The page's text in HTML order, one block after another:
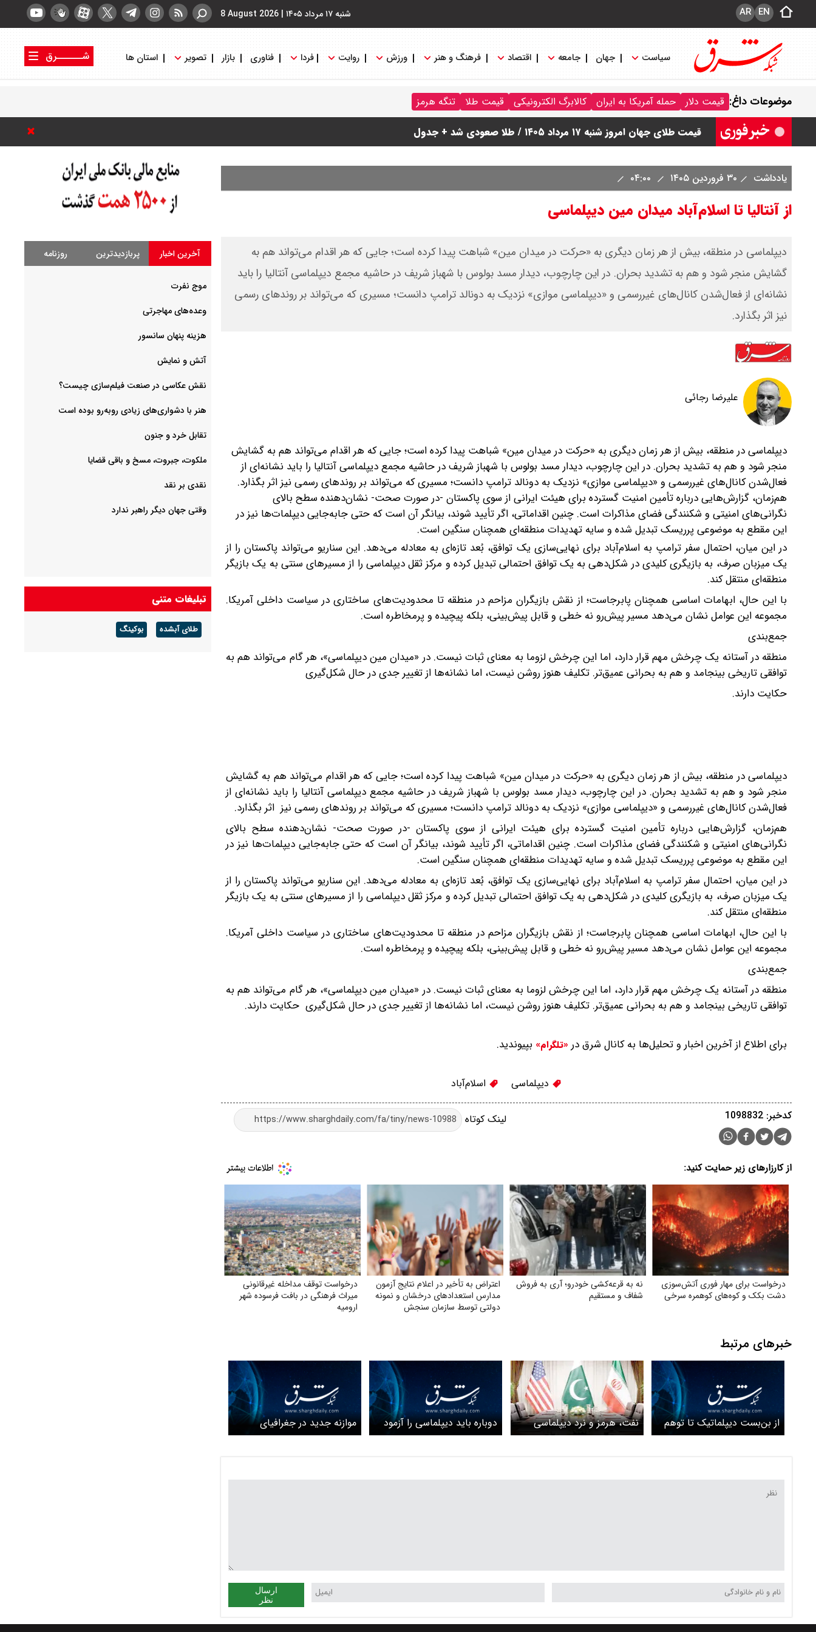
شنبه ۱۷ مرداد ۱۴۰۵ |
8 August 2026 EN
AR
سیاست جهان جامعه اقتصاد فرهنگ و هنر ورزش روایت فردا فناوری بازار تصویر استان ها
شــــــرق
موضوعات داغ: قیمت دلار حمله آمریکا به ایران کالابرگ الکترونیکی قیمت طلا تنگه هرمز
قیمت سکه امامی امروز شنبه ۱۷ مرداد ۱۴۰۵ اعلام شد/ صعود قیمت سکه
قیمت نفت امروز شنبه ۱۷ مرداد ۱۴۰۵ / نفت صعودی شد + جدول
قیمت طلای جهان امروز شنبه ۱۷ مرداد ۱۴۰۵ / طلا صعودی شد + جدول
قیمت طلا ۲۴ عیار امروز شنبه ۱۷ مرداد ۱۴۰۵ اعلام شد/ جهش قیمت طلا
یادداشت ۳۰ فروردین ۱۴۰۵
از آنتالیا تا اسلام‌آباد میدان مین دیپلماسی
‌دیپلماسی در منطقه، بیش از هر زمان دیگری به «حرکت در میدان مین» شباهت پیدا کرده است؛ جایی که هر اقدام می‌تواند هم به
گشایش منجر شود و هم به تشدید بحران. در این چارچوب، دیدار مسد بولوس با شهباز شریف در حاشیه مجمع دیپلماسی آنتالیا را باید
نشانه‌ای از فعال‌شدن کانال‌های غیررسمی و «دیپلماسی موازی» نزدیک به دونالد ترامپ دانست؛ مسیری که می‌تواند بر روندهای رسمی
نیز اثر بگذارد.
علیرضا رجائی
‌دیپلماسی در منطقه، بیش از هر زمان دیگری به «حرکت در میدان مین» شباهت پیدا کرده است؛ جایی که هر اقدام می‌تواند هم به گشایش
منجر شود و هم به تشدید بحران. در این چارچوب، دیدار مسد بولوس با شهباز شریف در حاشیه مجمع دیپلماسی آنتالیا را باید نشانه‌ای از
فعال‌شدن کانال‌های غیررسمی و «دیپلماسی موازی» نزدیک به دونالد ترامپ دانست؛ مسیری که می‌تواند بر روندهای رسمی نیز اثر بگذارد.
هم‌زمان، گزارش‌هایی درباره تأمین امنیت گسترده برای هیئت ایرانی از سوی پاکستان -‌در صورت صحت- نشان‌دهنده سطح بالای
نگرانی‌های امنیتی و شکنندگی فضای مذاکرات است. چنین اقداماتی، اگر تأیید شوند، بیانگر آن است که حتی جابه‌جایی دیپلمات‌ها نیز در
این مقطع به موضوعی پرریسک تبدیل شده و سایه تهدیدات منطقه‌ای همچنان سنگین است.
در این میان، احتمال سفر ترامپ به اسلام‌آباد برای نهایی‌سازی یک توافق، بُعد تازه‌ای به معادله می‌دهد. این سناریو می‌تواند پاکستان را از
یک میزبان صرف، به بازیگری کلیدی در شکل‌دهی به یک توافق احتمالی تبدیل کرده و مرکز ثقل دیپلماسی را از مسیرهای سنتی به یک بازیگر
منطقه‌ای منتقل کند.
با این حال، ابهامات اساسی همچنان پابرجاست؛ از نقش بازیگران مزاحم در منطقه تا محدودیت‌های ساختاری در سیاست داخلی آمریکا.
مجموعه این عوامل نشان می‌دهد ‌مسیر پیش‌رو نه خطی و قابل پیش‌بینی، بلکه پیچیده و پرمخاطره است.
جمع‌بندی
منطقه در آستانه یک چرخش مهم قرار دارد، اما این چرخش لزوما به معنای ثبات نیست. در «میدان مین دیپلماسی»، هر گام می‌تواند هم به
توافقی تاریخی بینجامد و هم به بحرانی عمیق‌تر. تکلیف هنوز روشن نیست، اما نشانه‌ها از تغییر‌ جدی در حال شکل‌گیری
حکایت دارند.
‌دیپلماسی در منطقه، بیش از هر زمان دیگری به «حرکت در میدان مین» شباهت پیدا کرده است؛ جایی که هر اقدام می‌تواند هم به گشایش
منجر شود و هم به تشدید بحران. در این چارچوب، دیدار مسد بولوس با شهباز شریف در حاشیه مجمع دیپلماسی آنتالیا را باید نشانه‌ای از
فعال‌شدن کانال‌های غیررسمی و «دیپلماسی موازی» نزدیک به دونالد ترامپ دانست؛ مسیری که می‌تواند بر روندهای رسمی نیز اثر بگذارد.
هم‌زمان، گزارش‌هایی درباره تأمین امنیت گسترده برای هیئت ایرانی از سوی پاکستان -‌در صورت صحت- نشان‌دهنده سطح بالای
نگرانی‌های امنیتی و شکنندگی فضای مذاکرات است. چنین اقداماتی، اگر تأیید شوند، بیانگر آن است که حتی جابه‌جایی دیپلمات‌ها نیز در
این مقطع به موضوعی پرریسک تبدیل شده و سایه تهدیدات منطقه‌ای همچنان سنگین است.
در این میان، احتمال سفر ترامپ به اسلام‌آباد برای نهایی‌سازی یک توافق، بُعد تازه‌ای به معادله می‌دهد. این سناریو می‌تواند پاکستان را از
یک میزبان صرف، به بازیگری کلیدی در شکل‌دهی به یک توافق احتمالی تبدیل کرده و مرکز ثقل دیپلماسی را از مسیرهای سنتی به یک بازیگر
منطقه‌ای منتقل کند.
با این حال، ابهامات اساسی همچنان پابرجاست؛ از نقش بازیگران مزاحم در منطقه تا محدودیت‌های ساختاری در سیاست داخلی آمریکا.
مجموعه این عوامل نشان می‌دهد ‌مسیر پیش‌رو نه خطی و قابل پیش‌بینی، بلکه پیچیده و پرمخاطره است.
جمع‌بندی
منطقه در آستانه یک چرخش مهم قرار دارد، اما این چرخش لزوما به معنای ثبات نیست. در «میدان مین دیپلماسی»، هر گام می‌تواند هم به
توافقی تاریخی بینجامد و هم به بحرانی عمیق‌تر. تکلیف هنوز روشن نیست، اما نشانه‌ها از تغییر‌ جدی در حال شکل‌گیری حکایت دارند.
برای اطلاع از آخرین اخبار و تحلیل‌ها به کانال شرق در «تلگرام» بپیوندید.
دیپلماسی اسلام‌آباد
لینک کوتاه کدخبر: 1098832
از کارزارهای زیر حمایت کنید:
درخواست برای مهار فوری آتش‌سوزی
دشت بکک و کوه‌های کوهمره‌ سرخی
نه به قرعه‌کشی خودرو؛ آری به فروش
شفاف و مستقیم
اعتراض به تأخیر در اعلام نتایج آزمون
مدارس استعدادهای درخشان و نمونه
دولتی توسط سازمان سنجش
درخواست توقف مداخله غیرقانونی
میراث فرهنگی در بافت فرسوده شهر
ارومیه
خبرهای مرتبط
از بن‌بست دیپلماتیک تا توهم
ترور
نفت، هرمز و نرد دیپلماسی دوباره باید دیپلماسی را آزمود
موازنه جدید در جغرافیای
مقاومت؛ پیروزی دیپلماسیِ
ارسال
نظر
آخرین اخبار پربازدیدترین روزنامه
موج نفرت
وعده‌های مهاجرتی
هزینه پنهان سانسور
آتش و نمایش
هنر با دشواری‌های زیادی روبه‌رو بوده است
تقابل خرد و جنون
ملکوت، جبروت، مسخ و باقی قضایا
نقدی بر نقد
وقتی جهان دیگر راهبر ندارد
تبلیغات متنی
طلای آبشده بوکینگ